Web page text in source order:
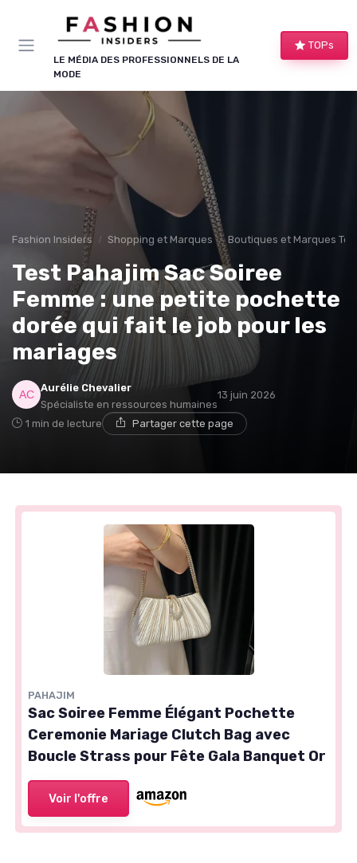
LE MÉDIA DES PROFESSIONNELS DE LA
MODE
TOPs
Fashion Insiders Shopping et Marques Boutiques et Marques
Test Pahajim Sac Soiree
Femme : une petite pochette
dorée qui fait le job pour les
mariages
Aurélie Chevalier
Spécialiste en ressources humaines
13 juin 2026
1 min de lecture Partager cette page
PAHAJIM
Sac Soiree Femme Élégant Pochette
Ceremonie Mariage Clutch Bag avec
Boucle Strass pour Fête Gala Banquet Or
Voir l'offre